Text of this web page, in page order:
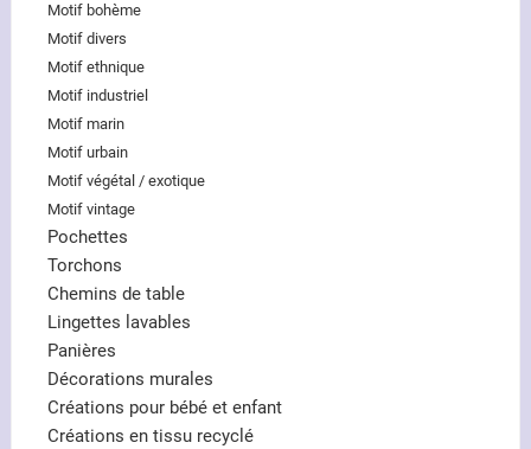
Motif bohème
Motif divers
Motif ethnique
Motif industriel
Motif marin
Motif urbain
Motif végétal / exotique
Motif vintage
Pochettes
Torchons
Chemins de table
Lingettes lavables
Panières
Décorations murales
Créations pour bébé et enfant
Créations en tissu recyclé